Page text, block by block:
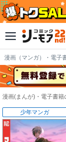
漫画（マンガ）・電子
漫画(まんが)・電子書
少年マンガ